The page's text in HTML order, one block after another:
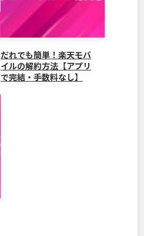
だれでも簡単！楽天モバ
イルの解約方法【アプリ
で完結・手数料なし】